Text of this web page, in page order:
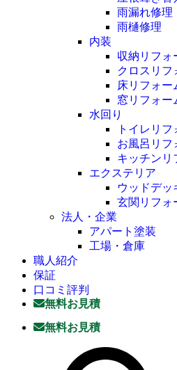
雨漏れ修理
雨樋修理
内装
収納リフォ
クロスリフ
床リフォー
窓リフォー
水回り
トイレリフ
お風呂リフ
キッチンリ
エクステリア
ウッドデッ
玄関リフォ
法人・企業
アパート塗装
工場・倉庫
職人紹介
保証
口コミ評判
無料お見積
無料お見積